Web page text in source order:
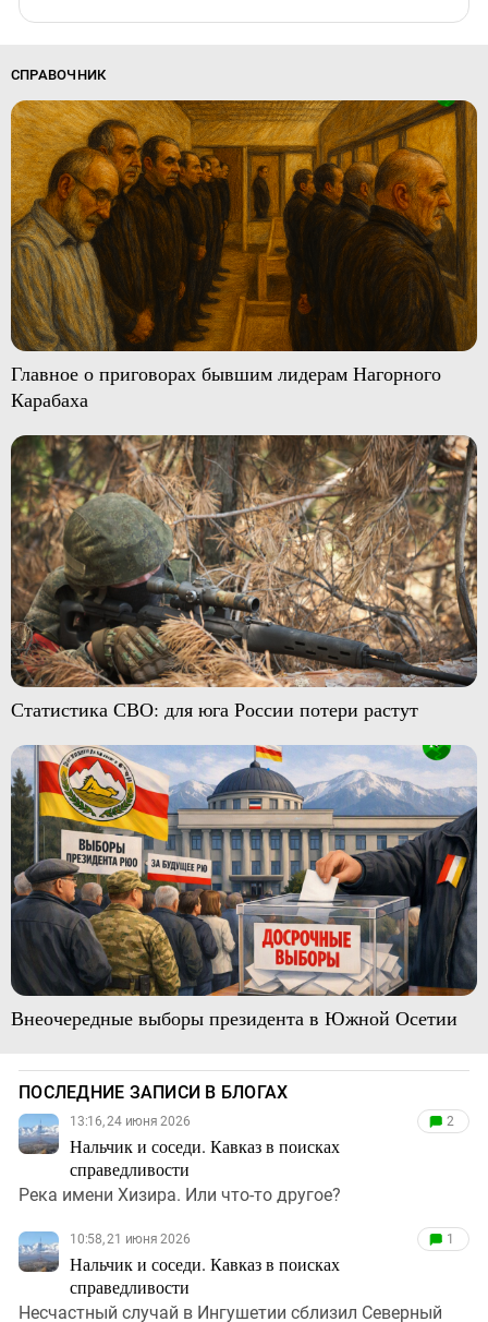
СПРАВОЧНИК
Главное о приговорах бывшим лидерам Нагорного
Карабаха
Статистика СВО: для юга России потери растут
Внеочередные выборы президента в Южной Осетии
ПОСЛЕДНИЕ ЗАПИСИ В БЛОГАХ
13:16, 24 июня 2026
Нальчик и соседи. Кавказ в поисках
справедливости
2
Река имени Хизира. Или что-то другое?
10:58, 21 июня 2026
Нальчик и соседи. Кавказ в поисках
справедливости
1
Несчастный случай в Ингушетии сблизил Северный